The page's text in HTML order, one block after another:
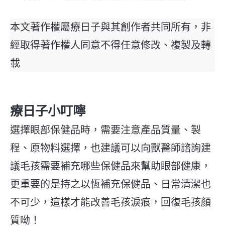
本文著作權屬療日子與其創作者共同所有，非
經取得著作權人同意不得任意修改、複製及轉
載
療日子小叮嚀
選擇眼部保健品時，需要注意產品質量、製
程、原物料選擇，也建議可以向獸醫師諮詢建
議毛孩需要補充哪些保健品來幫助眼部健康，
更重要的是持之以恆補充保健品、日常清潔也
不可少，這樣才能改善毛孩淚痕，回復毛孩顏
質呦！